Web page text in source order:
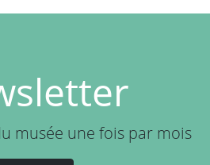
musée une fois par mois